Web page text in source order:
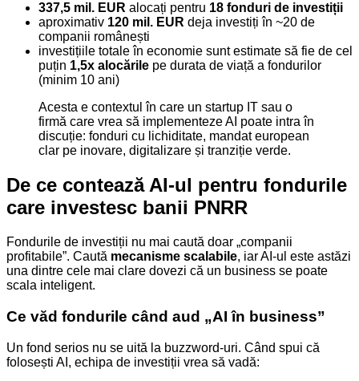
337,5 mil. EUR alocați pentru 18 fonduri de investiții
aproximativ 120 mil. EUR deja investiți în ~20 de
companii românești
investițiile totale în economie sunt estimate să fie de cel
puțin 1,5x alocările pe durata de viață a fondurilor
(minim 10 ani)
Acesta e contextul în care un startup IT sau o
firmă care vrea să implementeze AI poate intra în
discuție: fonduri cu lichiditate, mandat european
clar pe inovare, digitalizare și tranziție verde.
De ce contează AI-ul pentru fondurile
care investesc banii PNRR
Fondurile de investiții nu mai caută doar „companii
profitabile”. Caută mecanisme scalabile, iar AI-ul este astăzi
una dintre cele mai clare dovezi că un business se poate
scala inteligent.
Ce văd fondurile când aud „AI în business”
Un fond serios nu se uită la buzzword-uri. Când spui că
folosești AI, echipa de investiții vrea să vadă: